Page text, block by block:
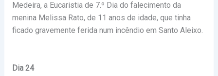
Medeira, a Eucaristia de 7.º Dia do falecimento da
menina Melissa Rato, de 11 anos de idade, que tinha
ficado gravemente ferida num incêndio em Santo Aleixo.
Dia 24